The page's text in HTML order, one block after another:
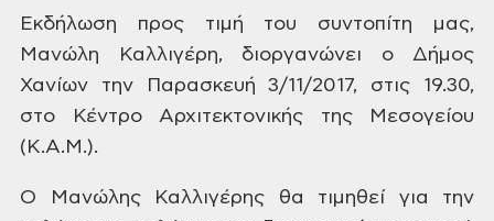
Εκδήλωση προς τιμή του συντοπίτη μας,
Μανώλη Καλλιγέρη, διοργανώνει ο Δήμος
Χανίων την Παρασκευή 3/11/2017, στις 19.30,
στο ΚέντροΑρχιτεκτονικής της Μεσογείου
(Κ.Α.Μ.).
Ο Μανώλης Καλλιγέρης θα τιμηθεί για την